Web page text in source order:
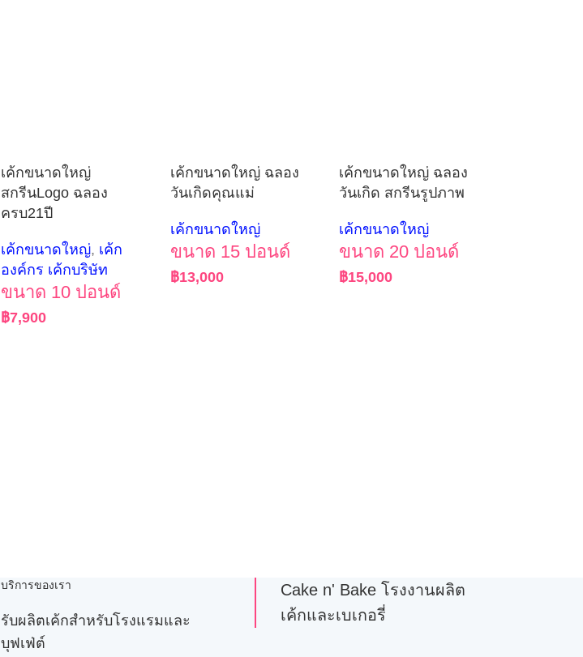
เค้กขนาดใหญ่
สกรีนLogo ฉลอง
ครบ21ปี
เค้กขนาดใหญ่, เค้ก
องค์กร เค้กบริษัท
ขนาด 10 ปอนด์
฿7,900
เค้กขนาดใหญ่ ฉลอง
วันเกิดคุณแม่
เค้กขนาดใหญ่
ขนาด 15 ปอนด์
฿13,000
เค้กขนาดใหญ่ ฉลอง
วันเกิด สกรีนรูปภาพ
เค้กขนาดใหญ่
ขนาด 20 ปอนด์
฿15,000
บริการของเรา
รับผลิตเค้กสำหรับโรงแรมและ
บุฟเฟ่ต์
Cake n' Bake โรงงานผลิต
เค้กและเบเกอรี่